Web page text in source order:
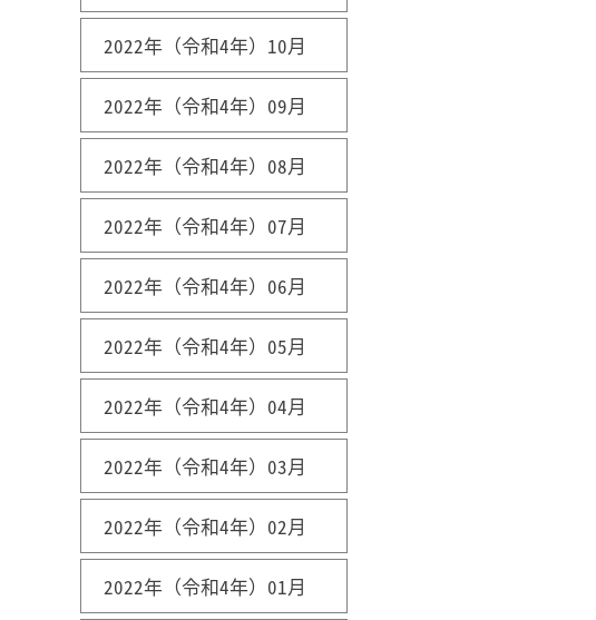
2022年（令和4年）10月
2022年（令和4年）09月
2022年（令和4年）08月
2022年（令和4年）07月
2022年（令和4年）06月
2022年（令和4年）05月
2022年（令和4年）04月
2022年（令和4年）03月
2022年（令和4年）02月
2022年（令和4年）01月